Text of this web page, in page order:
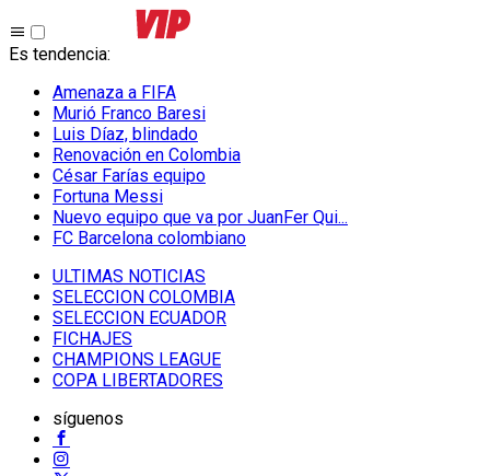
Es tendencia:
Amenaza a FIFA
Murió Franco Baresi
Luis Díaz, blindado
Renovación en Colombia
César Farías equipo
Fortuna Messi
Nuevo equipo que va por JuanFer Qui...
FC Barcelona colombiano
ULTIMAS NOTICIAS
SELECCION COLOMBIA
SELECCION ECUADOR
FICHAJES
CHAMPIONS LEAGUE
COPA LIBERTADORES
síguenos